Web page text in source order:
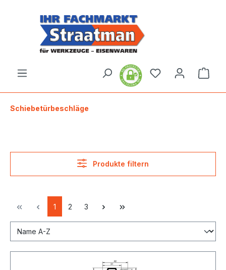
Schiebetürbeschläge
Produkte filtern
1 2 3